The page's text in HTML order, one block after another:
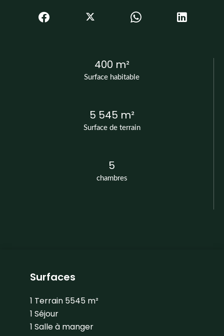
Surface habitable
400 m²
Surface de terrain
5 545 m²
chambres
5
Surfaces
1 Terrain 5545 m²
1 Séjour
1 Salle à manger